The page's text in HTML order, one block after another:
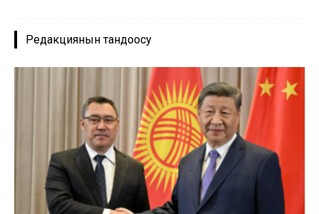
Редакциянын тандоосу